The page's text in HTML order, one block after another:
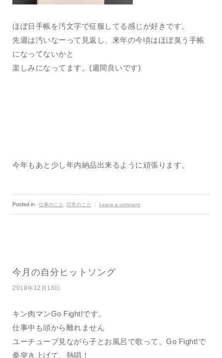
ほぼ日手帳を汚文字で征服してる感じが好きです。
先週は汚いなーって見返し、来年の今頃はほぼ臭う手帳
になってないかと
楽しみになってます。(週間良いです)
今年もあと少し年内納品出来るように頑張ります。
Posted in 仕事のこと , 日常のこと Leave a comment
今月の自分ヒットソング
2018年12月18日
キン肉マンGo Fight!です。
仕事中も頭から離れません
ユーチューブ見ながら子とお風呂で歌って、Go Fight!で
拳突き上げて、熱唱！